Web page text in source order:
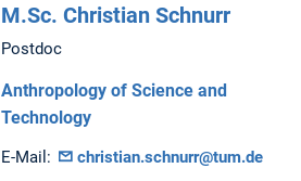
M.Sc. Christian Schnurr
Postdoc
Anthropology of Science and
Technology
E-Mail: christian.schnurr@tum.de